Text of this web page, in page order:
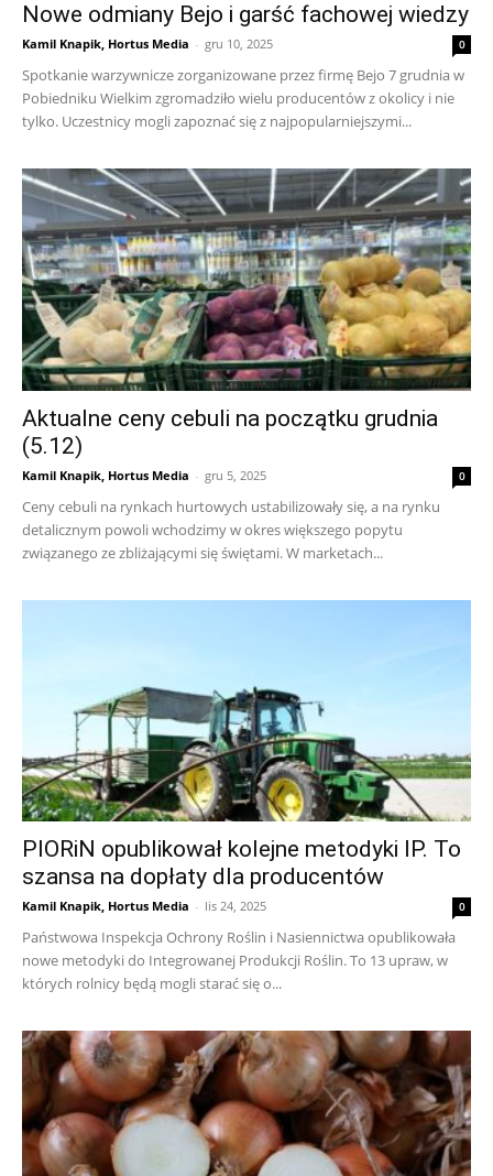
Nowe odmiany Bejo i garść fachowej wiedzy
Kamil Knapik, Hortus Media - gru 10, 2025 0
Spotkanie warzywnicze zorganizowane przez firmę Bejo 7 grudnia w
Pobiedniku Wielkim zgromadziło wielu producentów z okolicy i nie
tylko. Uczestnicy mogli zapoznać się z najpopularniejszymi...
Aktualne ceny cebuli na początku grudnia
(5.12)
Kamil Knapik, Hortus Media - gru 5, 2025 0
Ceny cebuli na rynkach hurtowych ustabilizowały się, a na rynku
detalicznym powoli wchodzimy w okres większego popytu
związanego ze zbliżającymi się świętami. W marketach...
PIORiN opublikował kolejne metodyki IP. To
szansa na dopłaty dla producentów
Kamil Knapik, Hortus Media - lis 24, 2025 0
Państwowa Inspekcja Ochrony Roślin i Nasiennictwa opublikowała
nowe metodyki do Integrowanej Produkcji Roślin. To 13 upraw, w
których rolnicy będą mogli starać się o...